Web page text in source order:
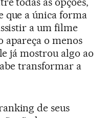
que a única forma
a um filme
apareça o menos
já mostrou algo ao
transformar a
de seus